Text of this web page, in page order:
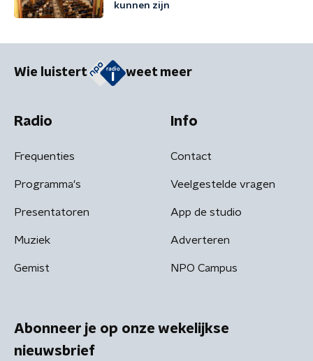
kunnen zijn
Wie luistert weet meer
Radio
Frequenties
Programma's
Presentatoren
Muziek
Gemist
Info
Contact
Veelgestelde vragen
App de studio
Adverteren
NPO Campus
Abonneer je op onze wekelijkse
nieuwsbrief